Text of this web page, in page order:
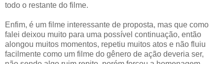
todo o restante do filme.
Enfim, é um filme interessante de proposta, mas que como
falei deixou muito para uma possível continuação, então
alongou muitos momentos, repetiu muitos atos e não fluiu
facilmente como um filme do gênero de ação deveria ser,